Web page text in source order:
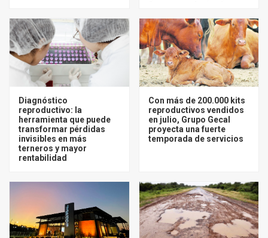
Diagnóstico
reproductivo: la
herramienta que puede
transformar pérdidas
invisibles en más
terneros y mayor
rentabilidad
Con más de 200.000 kits
reproductivos vendidos
en julio, Grupo Gecal
proyecta una fuerte
temporada de servicios